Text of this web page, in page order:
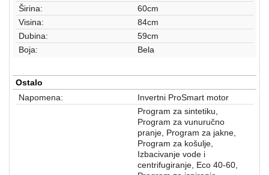
Širina:
60cm
Visina:
84cm
Dubina:
59cm
Boja:
Bela
Ostalo
Napomena:
Invertni ProSmart motor
Program za sintetiku,
Program za vunuručno
pranje, Program za jakne,
Program za košulje,
Izbacivanje vode i
centrifugiranje, Eco 40-60,